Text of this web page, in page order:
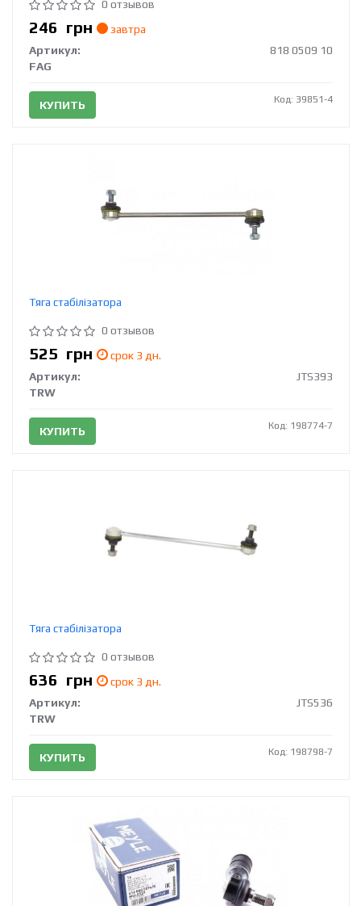
0 отзывов
246 грн
завтра
Артикул:
818 0509 10
FAG
КУПИТЬ Код: 39851-4
Тяга стабілізатора
0 отзывов
525 грн
срок 3 дн.
Артикул:
JTS393
TRW
КУПИТЬ Код: 198774-7
Тяга стабілізатора
0 отзывов
636 грн
срок 3 дн.
Артикул:
JTS536
TRW
КУПИТЬ Код: 198798-7